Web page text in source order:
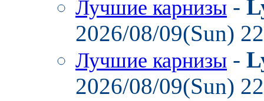
Лучшие карнизы -
2026/08/09(Sun)
Лучшие карнизы -
2026/08/09(Sun)